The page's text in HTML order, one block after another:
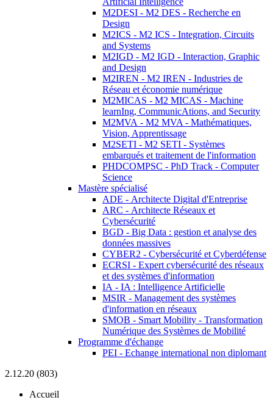
M2DESI - M2 DES - Recherche en
Design
M2ICS - M2 ICS - Integration, Circuits
and Systems
M2IGD - M2 IGD - Interaction, Graphic
and Design
M2IREN - M2 IREN - Industries de
Réseau et économie numérique
M2MICAS - M2 MICAS - Machine
learnIng, CommunicAtions, and Security
M2MVA - M2 MVA - Mathématiques,
Vision, Apprentissage
M2SETI - M2 SETI - Systèmes
embarqués et traitement de l'information
PHDCOMPSC - PhD Track - Computer
Science
Mastère spécialisé
ADE - Architecte Digital d'Entreprise
ARC - Architecte Réseaux et
Cybersécurité
BGD - Big Data : gestion et analyse des
données massives
CYBER2 - Cybersécurité et Cyberdéfense
ECRSI - Expert cybersécurité des réseaux
et des systèmes d'information
IA - IA : Intelligence Artificielle
MSIR - Management des systèmes
d'information en réseaux
SMOB - Smart Mobility - Transformation
Numérique des Systèmes de Mobilité
Programme d'échange
PEI - Echange international non diplomant
2.12.20 (803)
Accueil